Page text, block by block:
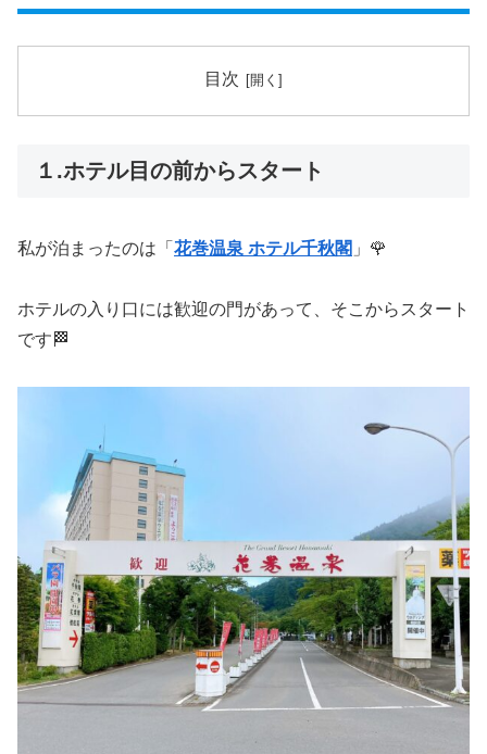
目次
１.ホテル目の前からスタート
私が泊まったのは「 花巻温泉 ホテル千秋閣 」🌹
ホテルの入り口には歓迎の門があって、そこからスタート
です🏁